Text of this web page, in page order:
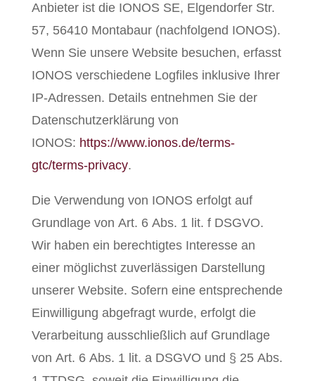
Anbieter ist die IONOS SE, Elgendorfer Str.
57, 56410 Montabaur (nachfolgend IONOS).
Wenn Sie unsere Website besuchen, erfasst
IONOS verschiedene Logfiles inklusive Ihrer
IP-Adressen. Details entnehmen Sie der
Datenschutzerklärung von
IONOS: https://www.ionos.de/terms-
gtc/terms-privacy.
Die Verwendung von IONOS erfolgt auf
Grundlage von Art. 6 Abs. 1 lit. f DSGVO.
Wir haben ein berechtigtes Interesse an
einer möglichst zuverlässigen Darstellung
unserer Website. Sofern eine entsprechende
Einwilligung abgefragt wurde, erfolgt die
Verarbeitung ausschließlich auf Grundlage
von Art. 6 Abs. 1 lit. a DSGVO und § 25 Abs.